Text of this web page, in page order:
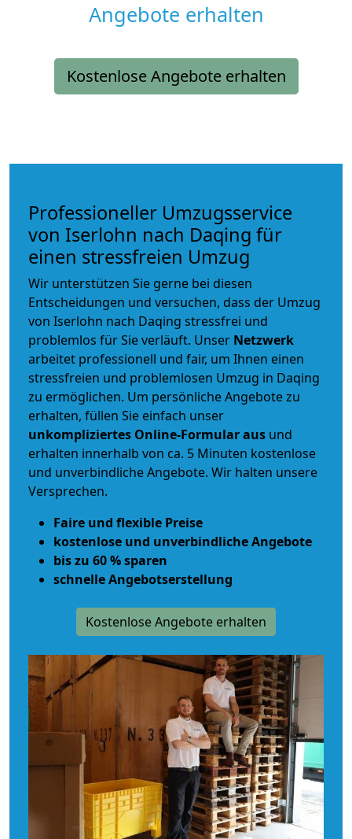
Angebote erhalten
Kostenlose Angebote erhalten
Professioneller Umzugsservice
von Iserlohn nach Daqing für
einen stressfreien Umzug
Wir unterstützen Sie gerne bei diesen
Entscheidungen und versuchen, dass der Umzug
von Iserlohn nach Daqing stressfrei und
problemlos für Sie verläuft. Unser Netzwerk
arbeitet professionell und fair, um Ihnen einen
stressfreien und problemlosen Umzug in Daqing
zu ermöglichen. Um persönliche Angebote zu
erhalten, füllen Sie einfach unser
unkompliziertes Online-Formular aus und
erhalten innerhalb von ca. 5 Minuten kostenlose
und unverbindliche Angebote. Wir halten unsere
Versprechen.
Faire und flexible Preise
kostenlose und unverbindliche Angebote
bis zu 60 % sparen
schnelle Angebotserstellung
Kostenlose Angebote erhalten